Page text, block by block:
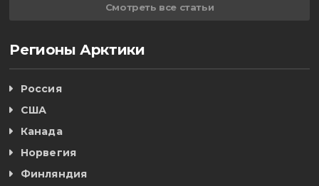
Смотреть все статьи
Регионы Арктики
Россия
США
Канада
Норвегия
Финляндия